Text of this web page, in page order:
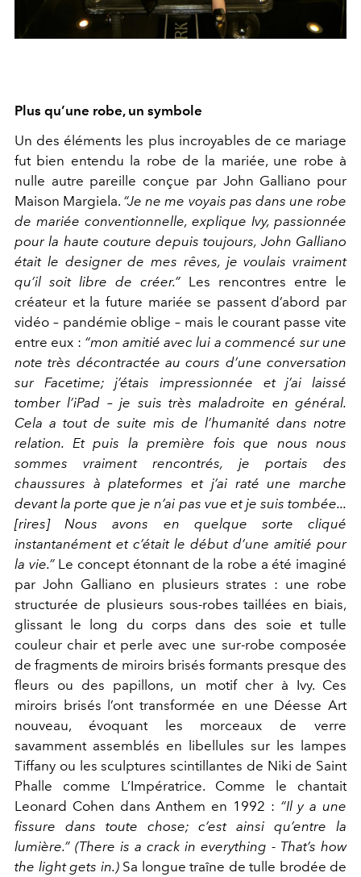
Plus qu’une robe, un symbole
Un des éléments les plus incroyables de ce mariage
fut bien entendu la robe de la mariée, une robe à
nulle autre pareille conçue par John Galliano pour
Maison Margiela. “Je ne me voyais pas dans une robe
de mariée conventionnelle, explique Ivy, passionnée
pour la haute couture depuis toujours, John Galliano
était le designer de mes rêves, je voulais vraiment
qu’il soit libre de créer.” Les rencontres entre le
créateur et la future mariée se passent d’abord par
vidéo – pandémie oblige – mais le courant passe vite
entre eux : “mon amitié avec lui a commencé sur une
note très décontractée au cours d’une conversation
sur Facetime; j’étais impressionnée et j’ai laissé
tomber l’iPad – je suis très maladroite en général.
Cela a tout de suite mis de l’humanité dans notre
relation. Et puis la première fois que nous nous
sommes vraiment rencontrés, je portais des
chaussures à plateformes et j’ai raté une marche
devant la porte que je n’ai pas vue et je suis tombée...
[rires]Nous avons en quelque sorte cliqué
instantanément et c’était le début d’une amitié pour
la vie.” Le concept étonnant de la robe a été imaginé
par John Galliano en plusieurs strates : une robe
structurée de plusieurs sous-robes taillées en biais,
glissant le long du corps dans des soie et tulle
couleur chair et perle avec une sur-robe composée
de fragments de miroirs brisés formants presque des
fleurs ou des papillons, un motif cher à Ivy. Ces
miroirs brisés l’ont transformée en une Déesse Art
nouveau, évoquant les morceaux de verre
savamment assemblés en libellules sur les lampes
Tiffany ou les sculptures scintillantes de Niki de Saint
Phalle comme L’Impératrice. Comme le chantait
Leonard Cohen dansAnthem en 1992 : “Il y a une
fissure dans toute chose; c’est ainsi qu’entre la
lumière.” (There is a crack in everything - That’s how
the light gets in.)Sa longue traîne de tulle brodée de